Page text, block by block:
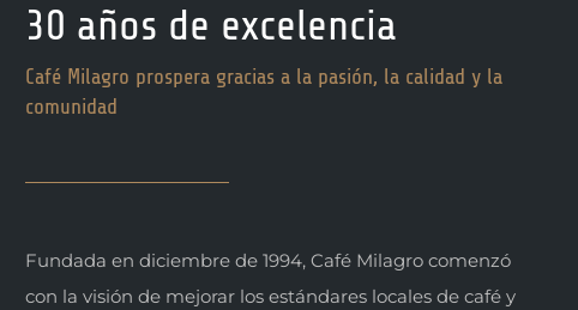
30 años de excelencia
Café Milagro prospera gracias a la pasión, la calidad y la
comunidad
Fundada en diciembre de 1994, Café Milagro comenzó
con la visión de mejorar los estándares locales de café y